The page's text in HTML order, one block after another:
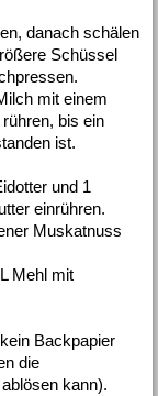
danach schälen
Schüssel
mit einem
bis ein
ist.
und 1
einrühren.
Muskatnuss
Mehl mit
Backpapier
die
kann).